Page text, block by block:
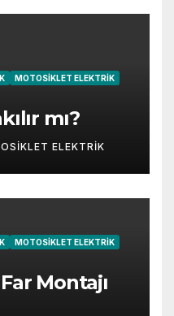
MOTOSIKLET ELEKTRIK
mı?
ELEKTRIK
MOTOSIKLET ELEKTRIK
Montajı